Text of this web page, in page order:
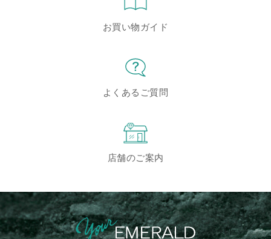
お買い物ガイド
よくあるご質問
店舗のご案内